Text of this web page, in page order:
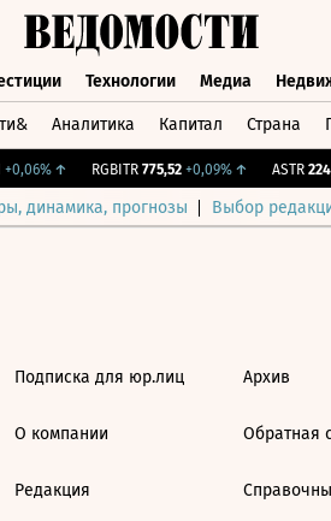
Технологии Медиа
Аналитика Капитал Страна
↑ RGBITR 775,52 +0,09%↑ ASTR
динамика, прогнозы Выбор
Подписка для юр.лиц
О компании
Редакция
Архив
Обратная